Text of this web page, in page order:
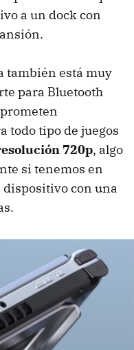
a un dock con
también está muy
para Bluetooth
todo tipo de juegos
720p, algo
si tenemos en
dispositivo con una